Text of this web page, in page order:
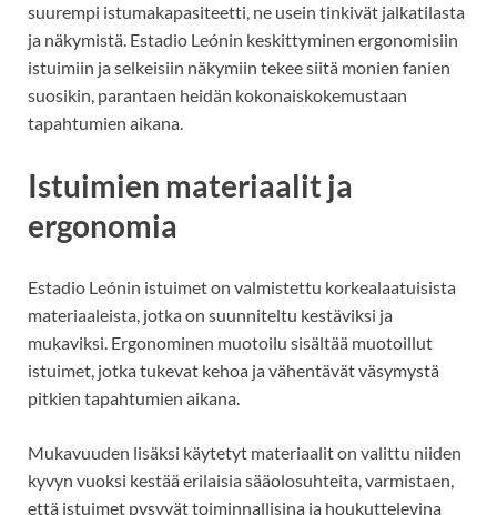
suurempi istumakapasiteetti, ne usein tinkivät jalkatilasta
ja näkymistä. Estadio Leónin keskittyminen ergonomisiin
istuimiin ja selkeisiin näkymiin tekee siitä monien fanien
suosikin, parantaen heidän kokonaiskokemustaan
tapahtumien aikana.
Istuimien materiaalit ja
ergonomia
Estadio Leónin istuimet on valmistettu korkealaatuisista
materiaaleista, jotka on suunniteltu kestäviksi ja
mukaviksi. Ergonominen muotoilu sisältää muotoillut
istuimet, jotka tukevat kehoa ja vähentävät väsymystä
pitkien tapahtumien aikana.
Mukavuuden lisäksi käytetyt materiaalit on valittu niiden
kyvyn vuoksi kestää erilaisia sääolosuhteita, varmistaen,
että istuimet pysyvät toiminnallisina ja houkuttelevina